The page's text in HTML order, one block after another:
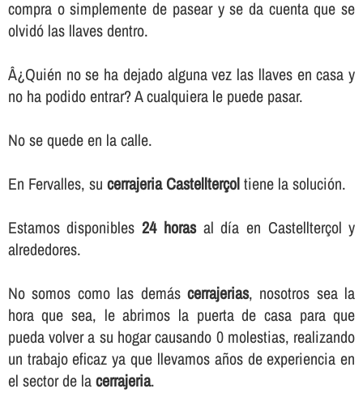
compra o simplemente de pasear y se da cuenta que se
olvidó las llaves dentro.
Â¿Quién no se ha dejado alguna vez las llaves en casa y
no ha podido entrar? A cualquiera le puede pasar.
No se quede en la calle.
En Fervalles, su cerrajeria Castellterçoltiene la solución.
Estamos disponibles24 horasal dí­a en Castellterçol y
alrededores.
No somos como las demás cerrajerias, nosotros sea la
hora que sea, le abrimos la puerta de casa para que
pueda volver a su hogar causando 0 molestias, realizando
un trabajo eficaz ya que llevamos años de experiencia en
el sector de lacerrajeria.